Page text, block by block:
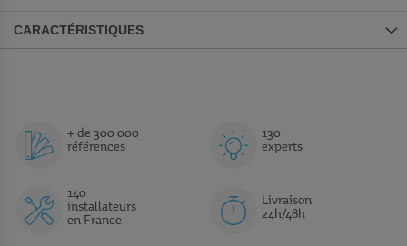
CARACTÉRISTIQUES
+ de 300 000
références
130
experts
140
installateurs
en France
Livraison
24h/48h